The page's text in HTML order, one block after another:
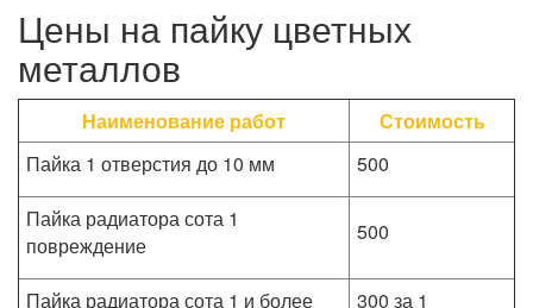
Цены на пайку цветных
металлов
Наименование работ
Стоимость
Пайка 1 отверстия до 10 мм
500
Пайка радиатора сота 1
повреждение
500
Пайка радиатора сота 1 и более
300 за 1